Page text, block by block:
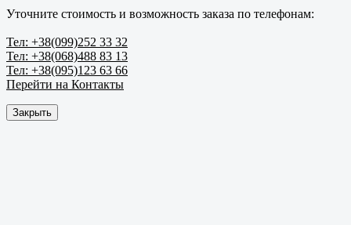
Уточните стоимость и возможность заказа по телефонам:
Тел: +38(099)252 33 32
Тел: +38(068)488 83 13
Тел: +38(095)123 63 66
Перейти на Контакты
Закрыть